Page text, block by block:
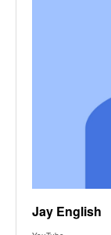
Jay English